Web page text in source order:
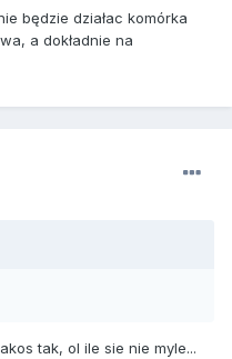
będzie działac komórka
a dokładnie na
tak, ol ile sie nie myle...